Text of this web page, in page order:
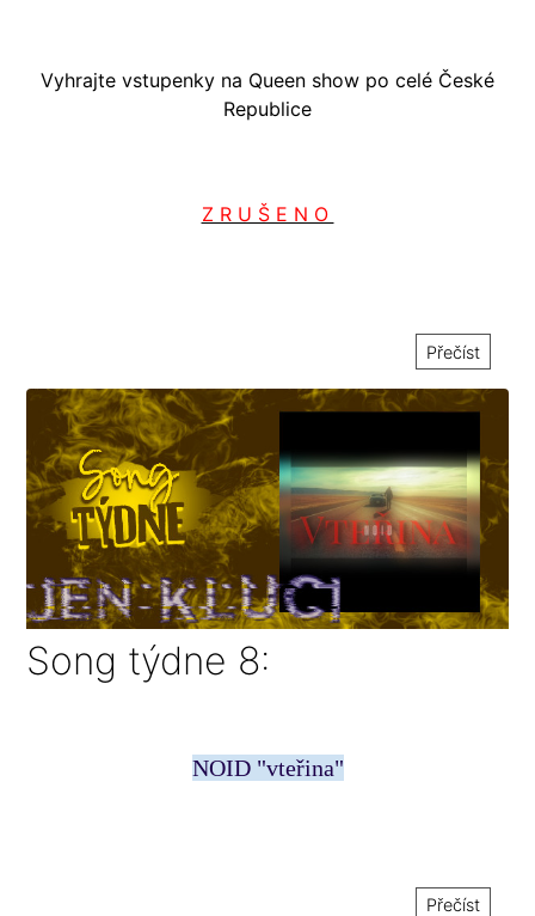
Vyhrajte vstupenky na Queen show po celé České
Republice
Z R U Š E N O
Přečíst
Song týdne 8:
NOID "vteřina"
Přečíst